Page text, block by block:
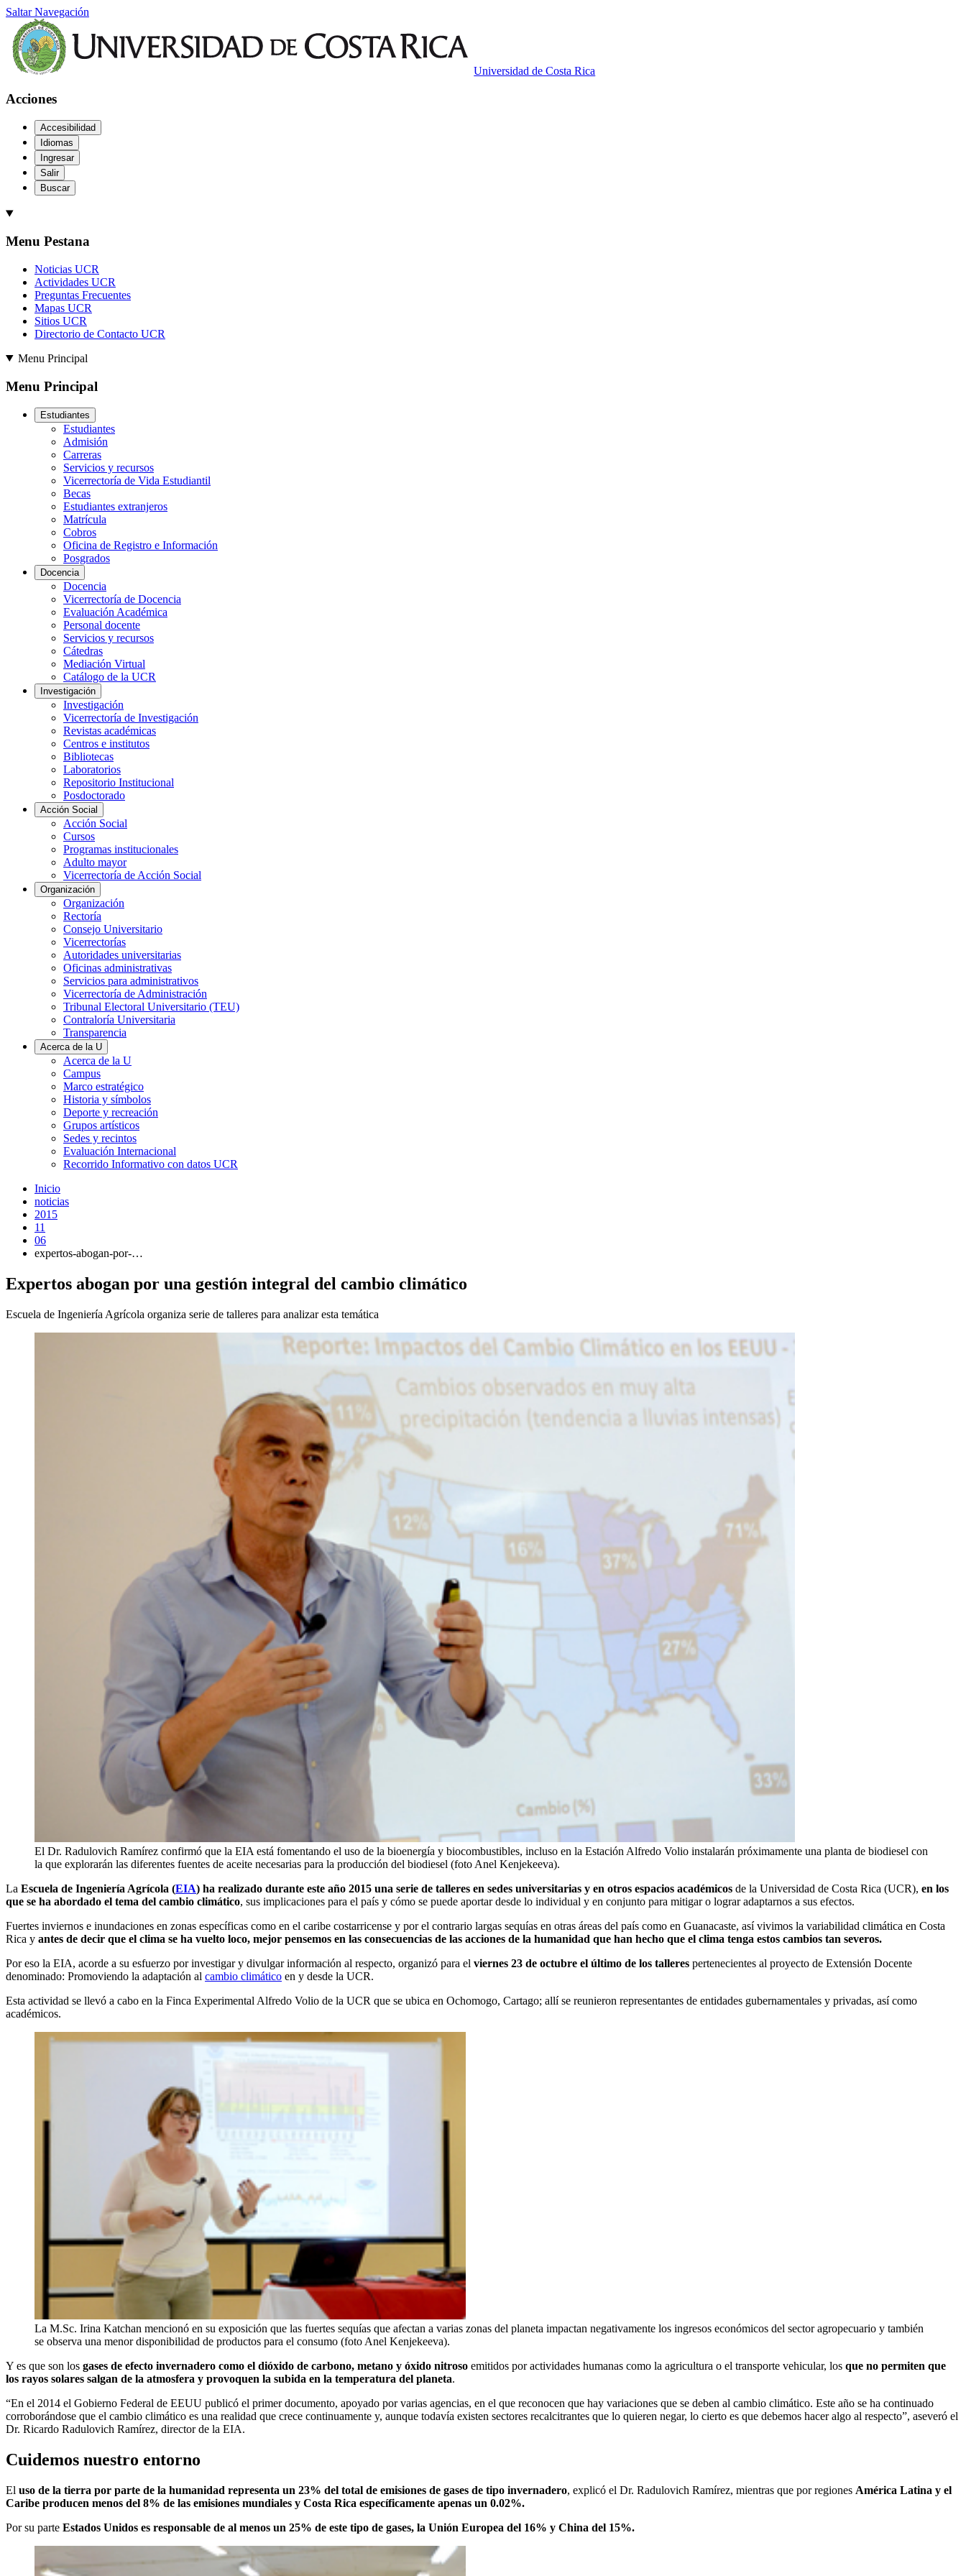
Saltar Navegación
Universidad de Costa Rica
Acciones
Accesibilidad
Idiomas
Ingresar
Salir
Buscar
Menu Pestana
Noticias UCR
Actividades UCR
Preguntas Frecuentes
Mapas UCR
Sitios UCR
Directorio de Contacto UCR
Menu Principal
Menu Principal
Estudiantes
Estudiantes
Admisión
Carreras
Servicios y recursos
Vicerrectoría de Vida Estudiantil
Becas
Estudiantes extranjeros
Matrícula
Cobros
Oficina de Registro e Información
Posgrados
Docencia
Docencia
Vicerrectoría de Docencia
Evaluación Académica
Personal docente
Servicios y recursos
Cátedras
Mediación Virtual
Catálogo de la UCR
Investigación
Investigación
Vicerrectoría de Investigación
Revistas académicas
Centros e institutos
Bibliotecas
Laboratorios
Repositorio Institucional
Posdoctorado
Acción Social
Acción Social
Cursos
Programas institucionales
Adulto mayor
Vicerrectoría de Acción Social
Organización
Organización
Rectoría
Consejo Universitario
Vicerrectorías
Autoridades universitarias
Oficinas administrativas
Servicios para administrativos
Vicerrectoría de Administración
Tribunal Electoral Universitario (TEU)
Contraloría Universitaria
Transparencia
Acerca de la U
Acerca de la U
Campus
Marco estratégico
Historia y símbolos
Deporte y recreación
Grupos artísticos
Sedes y recintos
Evaluación Internacional
Recorrido Informativo con datos UCR
Inicio
noticias
2015
11
06
expertos-abogan-por-…
Expertos abogan por una gestión integral del cambio climático
Escuela de Ingeniería Agrícola organiza serie de talleres para analizar esta temática
El Dr. Radulovich Ramírez confirmó que la EIA está fomentando el uso de la bioenergía y biocombustibles, incluso en la Estación Alfredo Volio instalarán próximamente una planta de biodiesel con
la que explorarán las diferentes fuentes de aceite necesarias para la producción del biodiesel (foto Anel Kenjekeeva).
La Escuela de Ingeniería Agrícola (EIA) ha realizado durante este año 2015 una serie de talleres en sedes universitarias y en otros espacios académicos de la Universidad de Costa Rica (UCR), en los
que se ha abordado el tema del cambio climático, sus implicaciones para el país y cómo se puede aportar desde lo individual y en conjunto para mitigar o lograr adaptarnos a sus efectos.
Fuertes inviernos e inundaciones en zonas específicas como en el caribe costarricense y por el contrario largas sequías en otras áreas del país como en Guanacaste, así vivimos la variabilidad climática en Costa
Rica y antes de decir que el clima se ha vuelto loco, mejor pensemos en las consecuencias de las acciones de la humanidad que han hecho que el clima tenga estos cambios tan severos.
Por eso la EIA, acorde a su esfuerzo por investigar y divulgar información al respecto, organizó para el viernes 23 de octubre el último de los talleres pertenecientes al proyecto de Extensión Docente
denominado: Promoviendo la adaptación al cambio climático en y desde la UCR.
Esta actividad se llevó a cabo en la Finca Experimental Alfredo Volio de la UCR que se ubica en Ochomogo, Cartago; allí se reunieron representantes de entidades gubernamentales y privadas, así como
académicos.
La M.Sc. Irina Katchan mencionó en su exposición que las fuertes sequías que afectan a varias zonas del planeta impactan negativamente los ingresos económicos del sector agropecuario y también
se observa una menor disponibilidad de productos para el consumo (foto Anel Kenjekeeva).
Y es que son los gases de efecto invernadero como el dióxido de carbono, metano y óxido nitroso emitidos por actividades humanas como la agricultura o el transporte vehicular, los que no permiten que
los rayos solares salgan de la atmosfera y provoquen la subida en la temperatura del planeta.
“En el 2014 el Gobierno Federal de EEUU publicó el primer documento, apoyado por varias agencias, en el que reconocen que hay variaciones que se deben al cambio climático. Este año se ha continuado
corroborándose que el cambio climático es una realidad que crece continuamente y, aunque todavía existen sectores recalcitrantes que lo quieren negar, lo cierto es que debemos hacer algo al respecto”, aseveró el
Dr. Ricardo Radulovich Ramírez, director de la EIA.
Cuidemos nuestro entorno
El uso de la tierra por parte de la humanidad representa un 23% del total de emisiones de gases de tipo invernadero, explicó el Dr. Radulovich Ramírez, mientras que por regiones América Latina y el
Caribe producen menos del 8% de las emisiones mundiales y Costa Rica específicamente apenas un 0.02%.
Por su parte Estados Unidos es responsable de al menos un 25% de este tipo de gases, la Unión Europea del 16% y China del 15%.